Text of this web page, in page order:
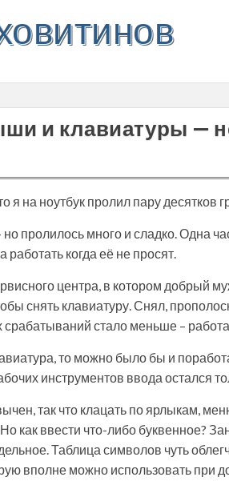
и клавиатуры —
я на ноутбук пролил пару десятков
пролилось много и сладко. Одна
работать когда её не просят.
центра, в котором добрый
снять клавиатуру. Снял,
стало меньше –
то можно было бы и
инструментов ввода остался
так что клацать по ярлыкам,
как ввести что-либо буквенное?
Таблица символов чуть
вполне можно использовать при